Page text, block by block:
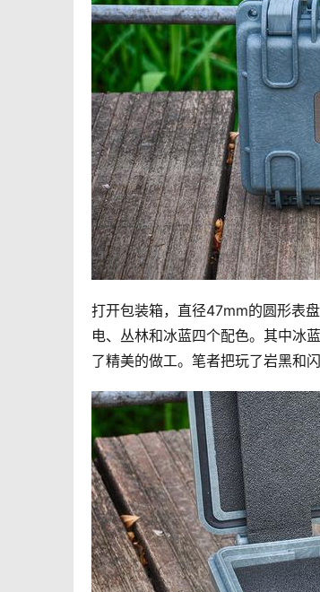
打开包装箱，直径47mm的圆形表
电、丛林和冰蓝四个配色。其中冰
了精美的做工。笔者把玩了岩黑和